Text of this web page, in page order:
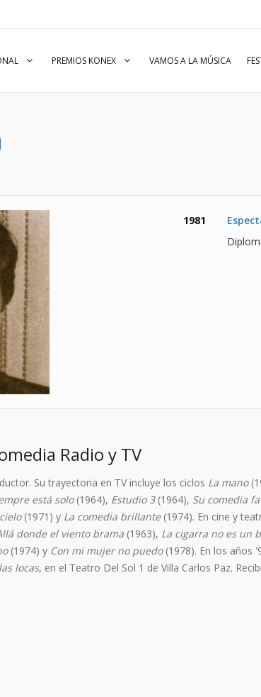
PREMIOS KONEX VAMOS A LA MÚSICA
1981
Radio y TV
Su trayectoria en TV incluye los ciclos La mano
está solo(1964), Estudio 3 (1964), Su comedia
(1971) y La comedia brillante(1974). En cine y
donde el viento brama (1963), La cigarra no es un
(1974) y Con mi mujer no puedo(1978). En los años
locas, en el Teatro Del Sol 1 de Villa Carlos Paz.